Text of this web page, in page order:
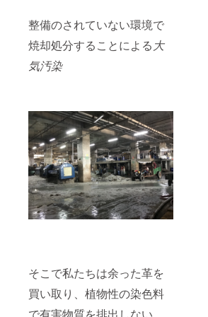
整備のされていない環境で
焼却処分することによる 大
気汚染
そこで私たちは余った革を
買い取り、植物性の染色料